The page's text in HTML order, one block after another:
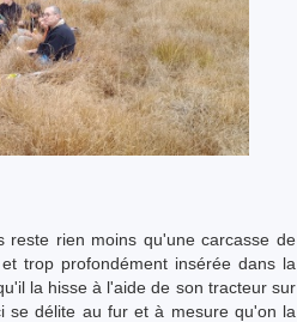
reste rien moins qu'une carcasse de
trop profondément insérée dans la
la hisse à l'aide de son tracteur sur
se délite au fur et à mesure qu'on la